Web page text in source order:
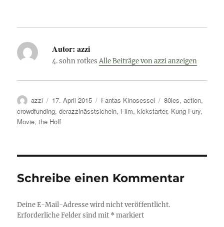
Autor: azzi
4. sohn rotkesAlle Beiträge von azzi anzeigen
Autor
azzi
Veröffentlicht
am
17. April 2015 Kategorien
Fantas Kinosessel Schlagwörter
80ies,action,
crowdfunding,derazzinässtsichein, Film,kickstarter, Kung Fury,
Movie,the Hoff
Schreibe einen Kommentar
Deine E-Mail-Adresse wird nicht veröffentlicht.
Erforderliche Felder sind mit *markiert